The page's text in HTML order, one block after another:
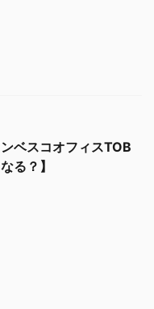
ベスコオフィスTOB
る？】